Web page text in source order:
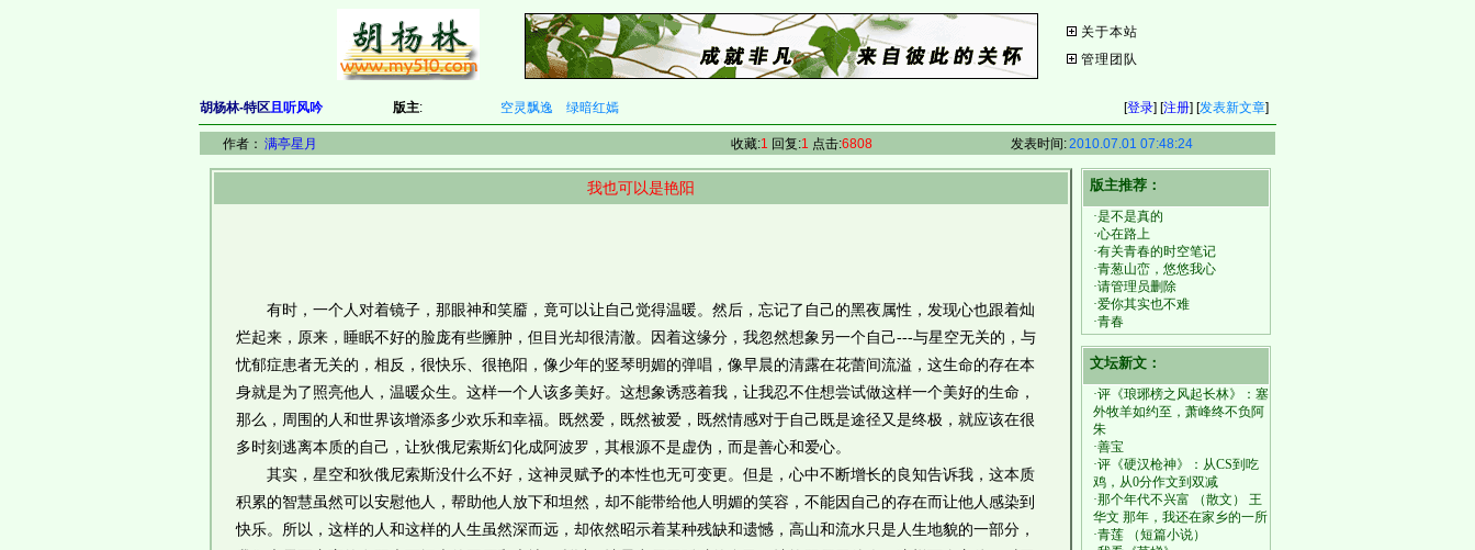
关于本站
管理团队
胡杨林-特区且听风吟 版主: 空灵飘逸 绿暗红嫣 [登录] [注册] [发表新文章]
作者： 满亭星月 收藏:1 回复:1 点击:6808 发表时间:2010.07.01 07:48:24
我也可以是艳阳
有时，一个人对着镜子，那眼神和笑靥，竟可以让自己觉得温暖。然后，忘记了自己的黑夜属性，发现心也跟着灿
烂起来，原来，睡眠不好的脸庞有些臃肿，但目光却很清澈。因着这缘分，我忽然想象另一个自己---与星空无关的，与
忧郁症患者无关的，相反，很快乐、很艳阳，像少年的竖琴明媚的弹唱，像早晨的清露在花蕾间流溢，这生命的存在本
身就是为了照亮他人，温暖众生。这样一个人该多美好。这想象诱惑着我，让我忍不住想尝试做这样一个美好的生命，
那么，周围的人和世界该增添多少欢乐和幸福。既然爱，既然被爱，既然情感对于自己既是途径又是终极，就应该在很
多时刻逃离本质的自己，让狄俄尼索斯幻化成阿波罗，其根源不是虚伪，而是善心和爱心。
其实，星空和狄俄尼索斯没什么不好，这神灵赋予的本性也无可变更。但是，心中不断增长的良知告诉我，这本质
积累的智慧虽然可以安慰他人，帮助他人放下和坦然，却不能带给他人明媚的笑容，不能因自己的存在而让他人感染到
快乐。所以，这样的人和这样的人生虽然深而远，却依然昭示着某种残缺和遗憾，高山和流水只是人生地貌的一部分，
版主推荐：
·是不是真的
·心在路上
·有关青春的时空笔记
·青葱山峦，悠悠我心
·请管理员删除
·爱你其实也不难
·青春
文坛新文：
·评《琅琊榜之风起长林》：塞
外牧羊如约至，萧峰终不负阿
朱
·善宝
·评《硬汉枪神》：从CS到吃
鸡，从0分作文到双减
·那个年代不兴富 （散文） 王
华文 那年，我还在家乡的一所
·青莲 （短篇小说）